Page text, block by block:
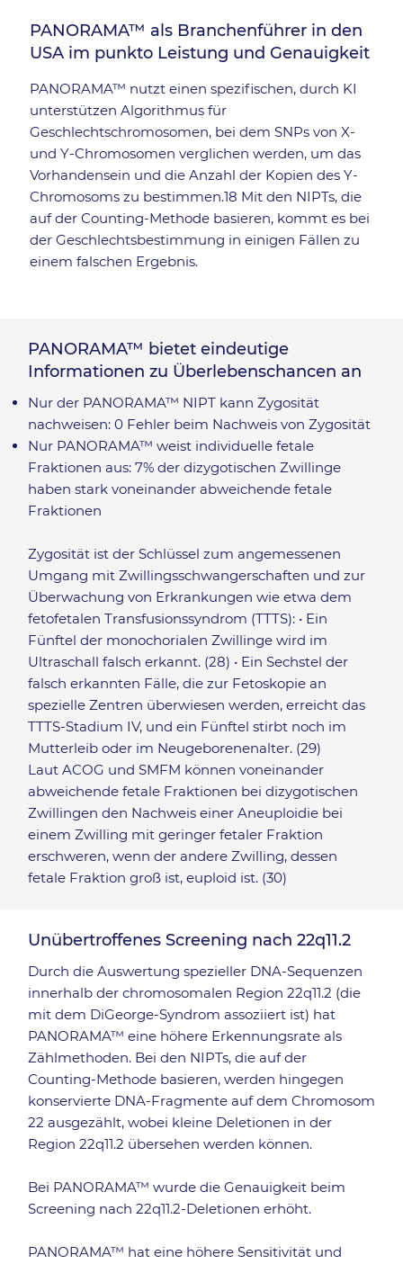
PANORAMA™ als Branchenführer in den
USA im punkto Leistung und Genauigkeit
PANORAMA™ nutzt einen spezifischen, durch KI
unterstützen Algorithmus für
Geschlechtschromosomen, bei dem SNPs von X-
und Y-Chromosomen verglichen werden, um das
Vorhandensein und die Anzahl der Kopien des Y-
Chromosoms zu bestimmen.18 Mit den NIPTs, die
auf der Counting-Methode basieren, kommt es bei
der Geschlechtsbestimmung in einigen Fällen zu
einem falschen Ergebnis.
PANORAMA™ bietet eindeutige
Informationen zu Überlebenschancen an
Nur der PANORAMA™ NIPT kann Zygosität
nachweisen: 0 Fehler beim Nachweis von Zygosität
Nur PANORAMA™ weist individuelle fetale
Fraktionen aus: 7% der dizygotischen Zwillinge
haben stark voneinander abweichende fetale
Fraktionen
Zygosität ist der Schlüssel zum angemessenen
Umgang mit Zwillingsschwangerschaften und zur
Überwachung von Erkrankungen wie etwa dem
fetofetalen Transfusionssyndrom (TTTS): • Ein
Fünftel der monochorialen Zwillinge wird im
Ultraschall falsch erkannt. (28) • Ein Sechstel der
falsch erkannten Fälle, die zur Fetoskopie an
spezielle Zentren überwiesen werden, erreicht das
TTTS-Stadium IV, und ein Fünftel stirbt noch im
Mutterleib oder im Neugeborenenalter. (29)
Laut ACOG und SMFM können voneinander
abweichende fetale Fraktionen bei dizygotischen
Zwillingen den Nachweis einer Aneuploidie bei
einem Zwilling mit geringer fetaler Fraktion
erschweren, wenn der andere Zwilling, dessen
fetale Fraktion groß ist, euploid ist. (30)
Unübertroffenes Screening nach 22q11.2
Durch die Auswertung spezieller DNA-Sequenzen
innerhalb der chromosomalen Region 22q11.2 (die
mit dem DiGeorge-Syndrom assoziiert ist) hat
PANORAMA™ eine höhere Erkennungsrate als
Zählmethoden. Bei den NIPTs, die auf der
Counting-Methode basieren, werden hingegen
konservierte DNA-Fragmente auf dem Chromosom
22 ausgezählt, wobei kleine Deletionen in der
Region 22q11.2 übersehen werden können.
Bei PANORAMA™ wurde die Genauigkeit beim
Screening nach 22q11.2-Deletionen erhöht.
PANORAMA™ hat eine höhere Sensitivität und